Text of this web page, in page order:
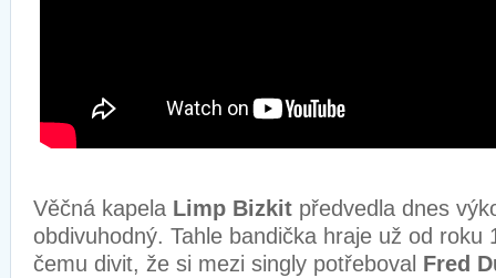
Věčná kapela Limp Bizkit předvedla dnes
obdivuhodný. Tahle bandička hraje už od roku
čemu divit, že si mezi singly potřeboval Fred